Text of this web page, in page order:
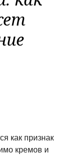
как признак
кремов и